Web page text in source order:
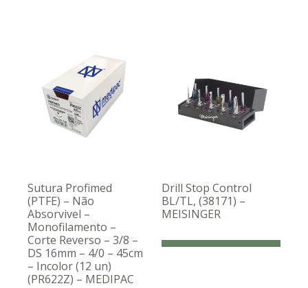
Sutura Profimed
(PTFE) – Não
Absorvivel –
Monofilamento –
Corte Reverso – 3/8 –
DS 16mm – 4/0 – 45cm
– Incolor (12 un)
(PR622Z) – MEDIPAC
Drill Stop Control
BL/TL, (38171) –
MEISINGER